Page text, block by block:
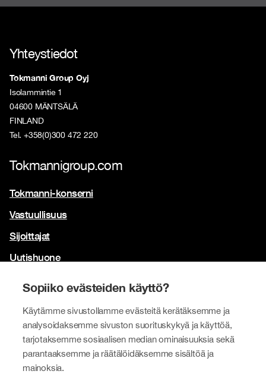
Sopiiko evästeiden käyttö?
Käytämme sivustollamme evästeitä kerätäksemme ja
analysoidaksemme sivuston suorituskykyä ja käyttöä,
tarjotaksemme sosiaalisen median ominaisuuksia sekä
parantaaksemme ja räätälöidäksemme sisältöä ja
mainoksia.
Yhteystiedot
Tokmanni Group Oyj
Isolammintie 1
04600 MÄNTSÄLÄ
FINLAND
Tel. +358(0)300 472 220
Tokmannigroup.com
Tokmanni-konserni
Vastuullisuus
Sijoittajat
Uutishuone
Brändimme
Tokmanni
SPAR Suomi
Click Shoes ja Shoe House